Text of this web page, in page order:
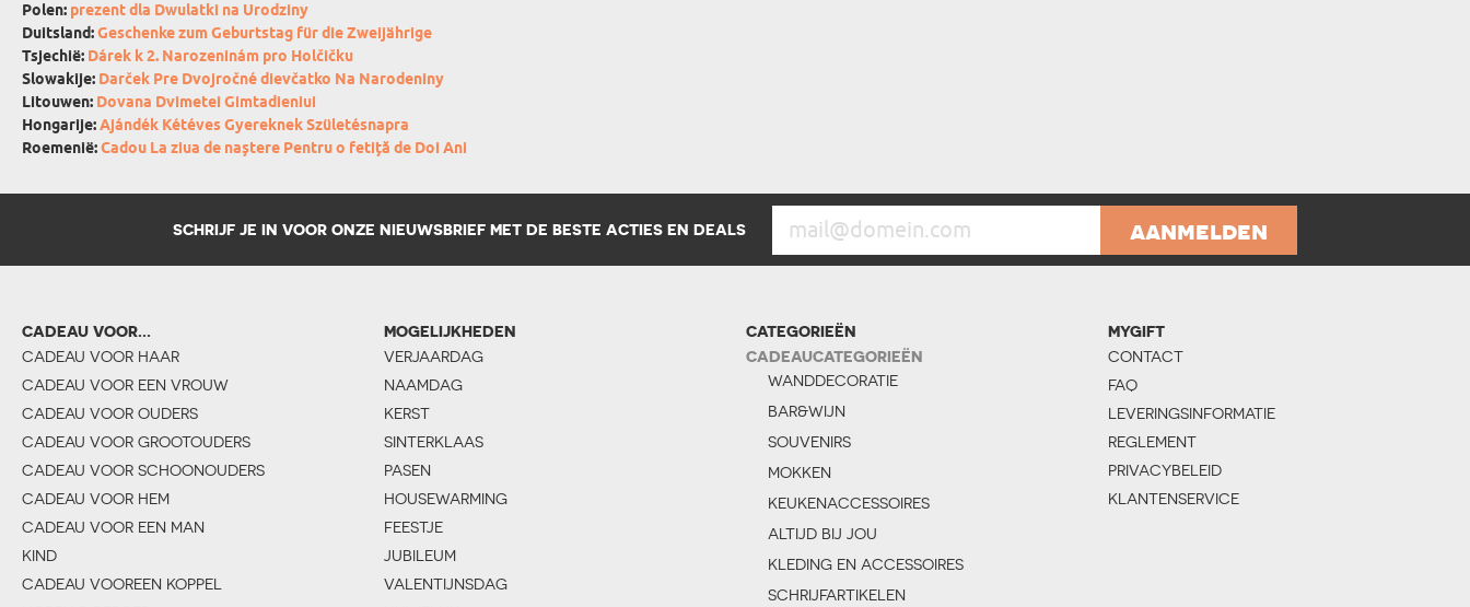
Polen: prezent dla Dwulatki na Urodziny
Duitsland:Geschenke zum Geburtstag für die Zweijährige
Tsjechië: Dárek k 2. Narozeninám pro Holčičku
Slowakije: Darček Pre Dvojročné dievčatko Na Narodeniny
Litouwen: Dovana Dvimetei Gimtadieniui
Hongarije:Ajándék Kétéves Gyereknek Születésnapra
Roemenië:Cadou La ziua de naștere Pentru o fetiță de Doi Ani
SCHRIJF JE IN VOOR ONZE NIEUWSBRIEF MET DE BESTE ACTIES EN DEALS aanmelden
CADEAU VOOR...
CADEAU VOOR HAAR
CADEAU VOOR EEN VROUW
CADEAU VOOR OUDERS
CADEAU VOOR GROOTOUDERS
CADEAU VOOR SCHOONOUDERS
CADEAU VOOR HEM
CADEAU VOOR EEN MAN
KIND
CADEAU VOOREEN KOPPEL
MOGELIJKHEDEN
VERJAARDAG
NAAMDAG
KERST
SINTERKLAAS
PASEN
HOUSEWARMING
FEESTJE
JUBILEUM
VALENTIJNSDAG
CATEGORIEËN
CADEAUCATEGORIEËN
WANDDECORATIE
BAR&WIJN
SOUVENIRS
MOKKEN
KEUKENACCESSOIRES
ALTIJD BIJ JOU
KLEDING EN ACCESSOIRES
SCHRIJFARTIKELEN
MYGIFT
CONTACT
FAQ
LEVERINGSINFORMATIE
REGLEMENT
PRIVACYBELEID
KLANTENSERVICE